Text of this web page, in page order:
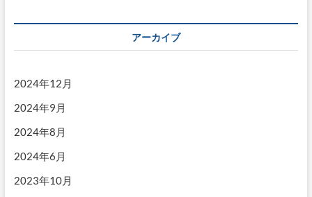
アーカイブ
2024年12月
2024年9月
2024年8月
2024年6月
2023年10月